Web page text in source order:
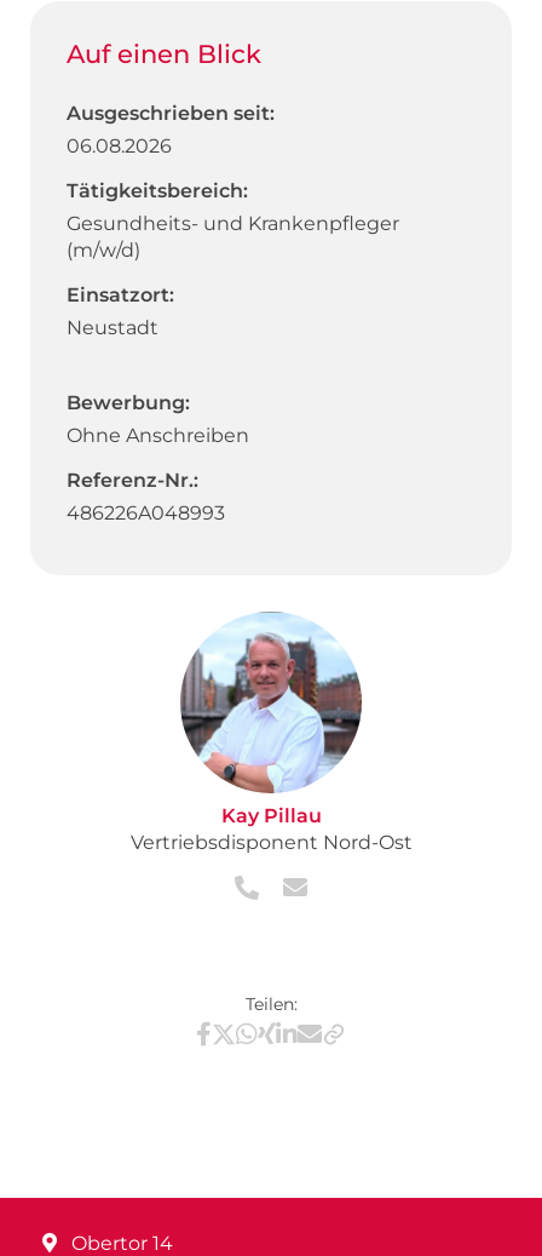
Auf einen Blick
Ausgeschrieben seit:
06.08.2026
Tätigkeitsbereich:
Gesundheits- und Krankenpfleger
(m/w/d)
Einsatzort:
Neustadt
Bewerbung:
Ohne Anschreiben
Referenz-Nr.:
486226A048993
Kay Pillau
Vertriebsdisponent Nord-Ost
Teilen:
Teilen via Facebook
Teilen via X / Twitter
Teilen via WhatsApp
Teilen via Xing
Teilen via LinkedIn
Teilen via E-Mail
Obertor 14